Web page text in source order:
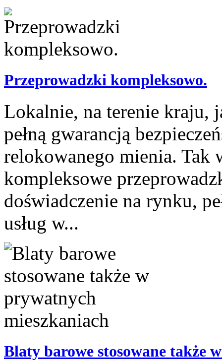
Przeprowadzki kompleksowo.
Lokalnie, na terenie kraju,
pełną gwarancją
relokowanego mienia. Tak
kompleksowe
doświadczenie na rynku,
usług w...
Blaty barowe stosowane także